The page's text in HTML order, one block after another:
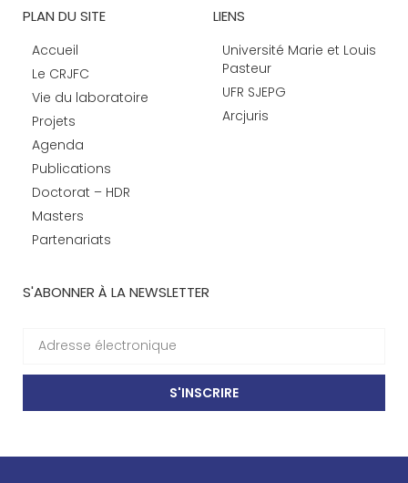
PLAN DU SITE
Accueil
Le CRJFC
Vie du laboratoire
Projets
Agenda
Publications
Doctorat – HDR
Masters
Partenariats
LIENS
Université Marie et Louis
Pasteur
UFR SJEPG
Arcjuris
S'ABONNER À LA NEWSLETTER
S'INSCRIRE